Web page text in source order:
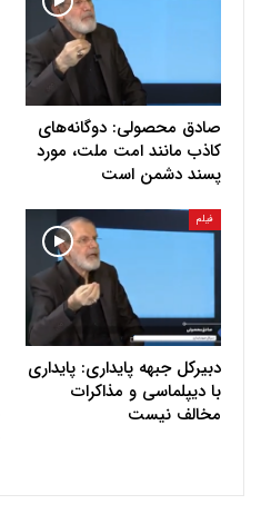
صادق محصولی: دوگانه‌های
کاذب مانند امت ملت، مورد
پسند دشمن است
فیلم
دبیرکل جبهه پایداری: پایداری
با دیپلماسی و مذاکرات
مخالف نیست